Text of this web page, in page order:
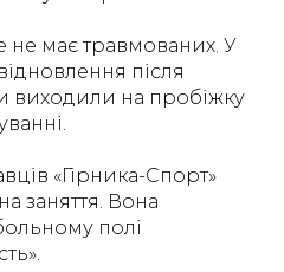
не має травмованих. У
після
виходили на пробіжку
«Гірника-Спорт»
заняття. Вона
полі